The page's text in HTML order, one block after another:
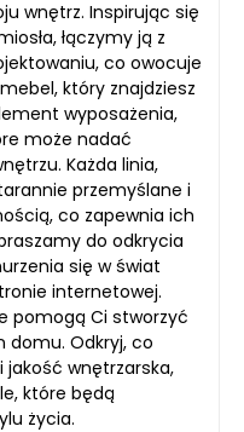
wnętrz. Inspirując się
łączymy ją z
co owocuje
który znajdziesz
wyposażenia,
może nadać
Każda linia,
przemyślane i
co zapewnia ich
do odkrycia
się w świat
internetowej.
pomogą Ci stworzyć
Odkryj, co
jakość wnętrzarska,
które będą
życia.